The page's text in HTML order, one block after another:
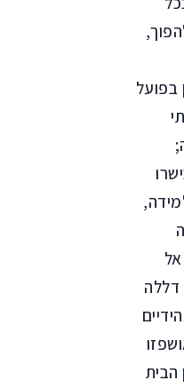
בפועל
דללה
הבית